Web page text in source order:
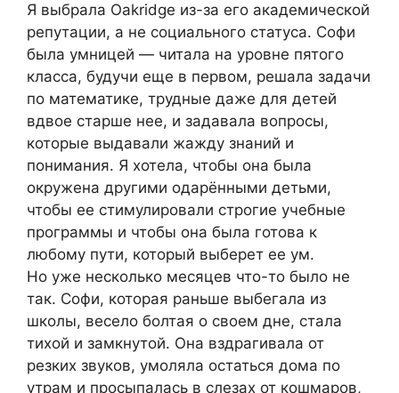
Я выбрала Oakridge из-за его академической
репутации, а не социального статуса. Софи
была умницей — читала на уровне пятого
класса, будучи еще в первом, решала задачи
по математике, трудные даже для детей
вдвое старше нее, и задавала вопросы,
которые выдавали жажду знаний и
понимания. Я хотела, чтобы она была
окружена другими одарёнными детьми,
чтобы ее стимулировали строгие учебные
программы и чтобы она была готова к
любому пути, который выберет ее ум.
Но уже несколько месяцев что-то было не
так. Софи, которая раньше выбегала из
школы, весело болтая о своем дне, стала
тихой и замкнутой. Она вздрагивала от
резких звуков, умоляла остаться дома по
утрам и просыпалась в слезах от кошмаров,